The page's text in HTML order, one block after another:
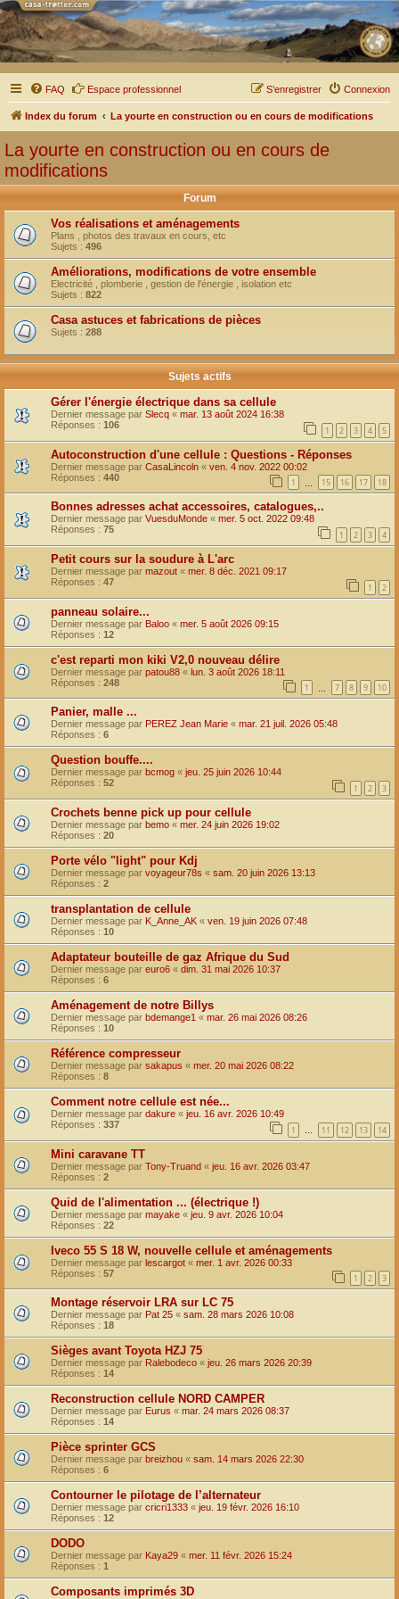
FAQ Espace professionnel Connexion
S’enregistrer
Index du forum La yourte en construction ou en cours de modifications
La yourte en construction ou en cours de
modifications
Forum
Vos réalisations et aménagements
Plans , photos des travaux en cours, etc
Sujets : 496
Améliorations, modifications de votre ensemble
Electricité , plomberie , gestion de l'énergie , isolation etc
Sujets : 822
Casa astuces et fabrications de pièces
Sujets : 288
Sujets actifs
Gérer l'énergie électrique dans sa cellule
Dernier message par Slecq « mar. 13 août 2024 16:38
Réponses : 106 1 2 3 4 5
Autoconstruction d'une cellule : Questions - Réponses
Dernier message par CasaLincoln « ven. 4 nov. 2022 00:02
Réponses : 440 1 15 16 17 18
Bonnes adresses achat accessoires, catalogues,..
Dernier message par VuesduMonde « mer. 5 oct. 2022 09:48
Réponses : 75 1 2 3 4
Petit cours sur la soudure à L'arc
Dernier message par mazout « mer. 8 déc. 2021 09:17
Réponses : 47 1 2
panneau solaire...
Dernier message par Baloo « mer. 5 août 2026 09:15
Réponses : 12
c'est reparti mon kiki V2,0 nouveau délire
Dernier message par patou88 « lun. 3 août 2026 18:11
Réponses : 248 1 7 8 9 10
Panier, malle ...
Dernier message par PEREZ Jean Marie « mar. 21 juil. 2026 05:48
Réponses : 6
Question bouffe....
Dernier message par bcmog « jeu. 25 juin 2026 10:44
Réponses : 52 1 2 3
Crochets benne pick up pour cellule
Dernier message par bemo « mer. 24 juin 2026 19:02
Réponses : 20
Porte vélo "light" pour Kdj
Dernier message par voyageur78s « sam. 20 juin 2026 13:13
Réponses : 2
transplantation de cellule
Dernier message par K_Anne_AK « ven. 19 juin 2026 07:48
Réponses : 10
Adaptateur bouteille de gaz Afrique du Sud
Dernier message par euro6 « dim. 31 mai 2026 10:37
Réponses : 6
Aménagement de notre Billys
Dernier message par bdemange1 « mar. 26 mai 2026 08:26
Réponses : 10
Référence compresseur
Dernier message par sakapus « mer. 20 mai 2026 08:22
Réponses : 8
Comment notre cellule est née...
Dernier message par dakure « jeu. 16 avr. 2026 10:49
Réponses : 337 1 … 11 12 13 14
Mini caravane TT
Dernier message par Tony-Truand « jeu. 16 avr. 2026 03:47
Réponses : 2
Quid de l'alimentation ... (électrique !)
Dernier message par mayake « jeu. 9 avr. 2026 10:04
Réponses : 22
Iveco 55 S 18 W, nouvelle cellule et aménagements
Dernier message par lescargot « mer. 1 avr. 2026 00:33
Réponses : 57 1 2 3
Montage réservoir LRA sur LC 75
Dernier message par Pat 25 « sam. 28 mars 2026 10:08
Réponses : 18
Sièges avant Toyota HZJ 75
Dernier message par Ralebodeco « jeu. 26 mars 2026 20:39
Réponses : 14
Reconstruction cellule NORD CAMPER
Dernier message par Eurus « mar. 24 mars 2026 08:37
Réponses : 14
Pièce sprinter GCS
Dernier message par breizhou « sam. 14 mars 2026 22:30
Réponses : 6
Contourner le pilotage de l’alternateur
Dernier message par cricri1333 « jeu. 19 févr. 2026 16:10
Réponses : 12
DODO
Dernier message par Kaya29 « mer. 11 févr. 2026 15:24
Réponses : 1
Composants imprimés 3D